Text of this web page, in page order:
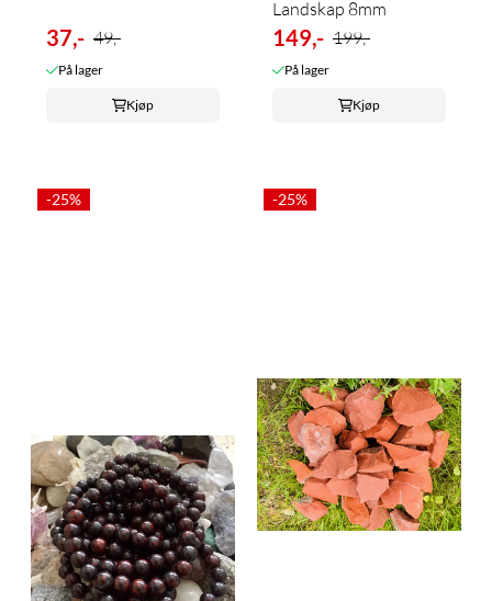
37,- 49,-
På lager
Kjøp
Landskap 8mm
149,- 199,-
På lager
Kjøp
-25% -25%